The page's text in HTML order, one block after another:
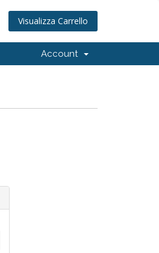
Visualizza Carrello
Account